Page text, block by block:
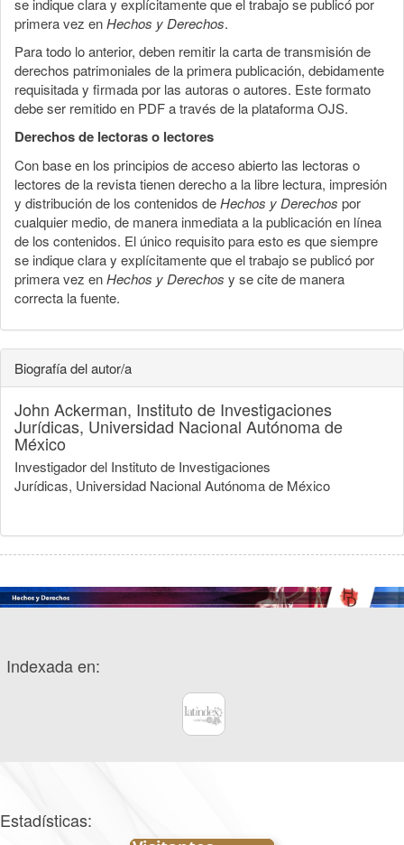
se indique clara y explícitamente que el trabajo se publicó por
primera vez enHechos y Derechos.
Para todo lo anterior, deben remitir la carta de transmisión de
derechos patrimoniales de la primera publicación, debidamente
requisitada y firmada por las autoras o autores. Este formato
debe ser remitido en PDF a través de la plataforma OJS.
Derechos de lectoras o lectores
Con base en los principios de acceso abierto las lectoras o
lectores de la revista tienen derecho a la libre lectura, impresión
y distribución de los contenidos deHechos y Derechos por
cualquier medio, de manera inmediata a la publicación en línea
de los contenidos. El único requisito para esto es que siempre
se indique clara y explícitamente que el trabajo se publicó por
primera vez enHechos y Derechos y se cite de manera
correcta la fuente.
Biografía del autor/a
John Ackerman, Instituto de Investigaciones
Jurídicas, Universidad Nacional Autónoma de
México
Investigador del Instituto de Investigaciones
Jurídicas, Universidad Nacional Autónoma de México
Indexada en:
Estadísticas: